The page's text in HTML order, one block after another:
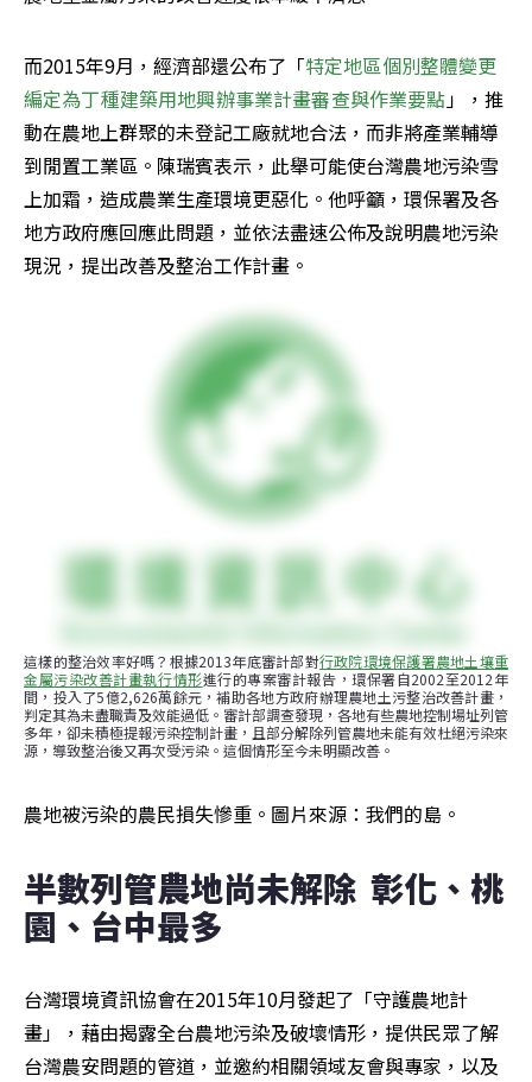
而2015年9月，經濟部還公布了「特定地區個別整體變更
編定為丁種建築用地興辦事業計畫審查與作業要點」，推
動在農地上群聚的未登記工廠就地合法，而非將產業輔導
到閒置工業區。陳瑞賓表示，此舉可能使台灣農地污染雪
上加霜，造成農業生產環境更惡化。他呼籲，環保署及各
地方政府應回應此問題，並依法盡速公佈及說明農地污染
現況，提出改善及整治工作計畫。
這樣的整治效率好嗎？根據2013年底審計部對行政院環境保護署農地土壤重
金屬污染改善計畫執行情形進行的專案審計報告，環保署自2002至2012年
間，投入了5億2,626萬餘元，補助各地方政府辦理農地土污整治改善計畫，
判定其為未盡職責及效能過低。審計部調查發現，各地有些農地控制場址列管
多年，卻未積極提報污染控制計畫，且部分解除列管農地未能有效杜絕污染來
源，導致整治後又再次受污染。這個情形至今未明顯改善。
農地被污染的農民損失慘重。圖片來源：我們的島。
半數列管農地尚未解除  彰化、桃
園、台中最多
台灣環境資訊協會在2015年10月發起了「守護農地計
畫」，藉由揭露全台農地污染及破壞情形，提供民眾了解
台灣農安問題的管道，並邀約相關領域友會與專家，以及